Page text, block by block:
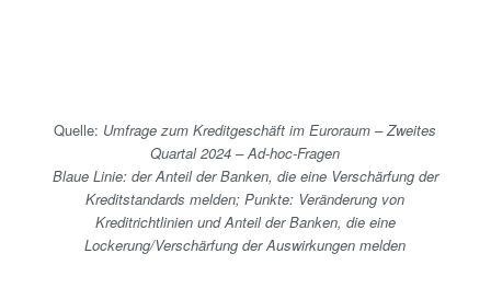
Quelle: Umfrage zum Kreditgeschäft im Euroraum – Zweites
Quartal 2024 – Ad-hoc-Fragen
Blaue Linie: der Anteil der Banken, die eine Verschärfung der
Kreditstandards melden; Punkte: Veränderung von
Kreditrichtlinien und Anteil der Banken, die eine
Lockerung/Verschärfung der Auswirkungen melden